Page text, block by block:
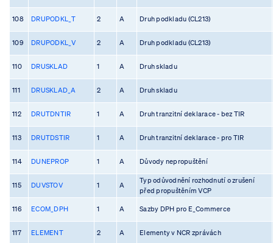
108 DRUPODKL_T 2 A Druh podkladu (CL213)
109 DRUPODKL_V 2 A Druh podkladu (CL213)
110 DRUSKLAD 1 A Druh skladu
111 DRUSKLAD_A 2 A Druh skladu
112 DRUTDNTIR 1 A Druh tranzitní deklarace - bez TIR
113 DRUTDSTIR 1 A Druh tranzitní deklarace - pro TIR
114 DUNEPROP 1 A Důvody nepropuštění
115 DUVSTOV 1 A
Typ odůvodnění rozhodnutí o zrušení
před propuštěním VCP
116 ECOM_DPH 1 A Sazby DPH pro E_Commerce
117 ELEMENT 2 A Elementy v NCR zprávách